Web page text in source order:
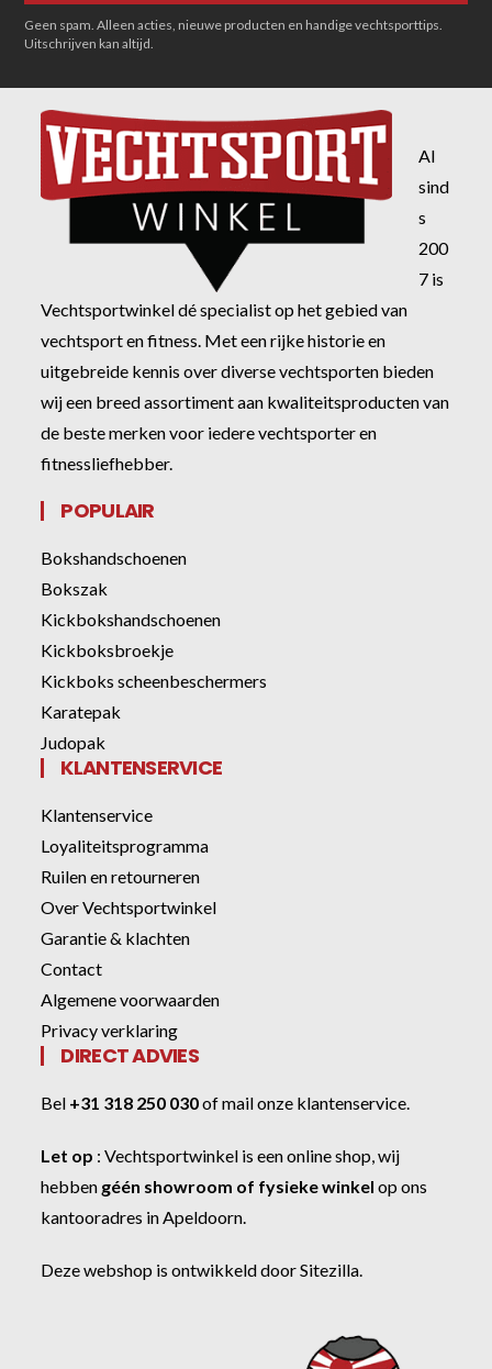
Geen spam. Alleen acties, nieuwe producten en handige vechtsporttips.
Uitschrijven kan altijd.
Al
sind
s
200
7 is
Vechtsportwinkel dé specialist op het gebied van
vechtsport en fitness. Met een rijke historie en
uitgebreide kennis over diverse vechtsporten bieden
wij een breed assortiment aan kwaliteitsproducten van
de beste merken voor iedere vechtsporter en
fitnessliefhebber.
POPULAIR
Bokshandschoenen
Bokszak
Kickbokshandschoenen
Kickboksbroekje
Kickboks scheenbeschermers
Karatepak
Judopak
KLANTENSERVICE
Klantenservice
Loyaliteitsprogramma
Ruilen en retourneren
Over Vechtsportwinkel
Garantie & klachten
Contact
Algemene voorwaarden
Privacy verklaring
DIRECT ADVIES
Bel +31 318 250 030ofmail onze klantenservice.
Let op :Vechtsportwinkel is een online shop, wij
hebben géén showroom of fysieke winkel op ons
kantooradres in Apeldoorn.
Deze webshop is ontwikkeld doorSitezilla.